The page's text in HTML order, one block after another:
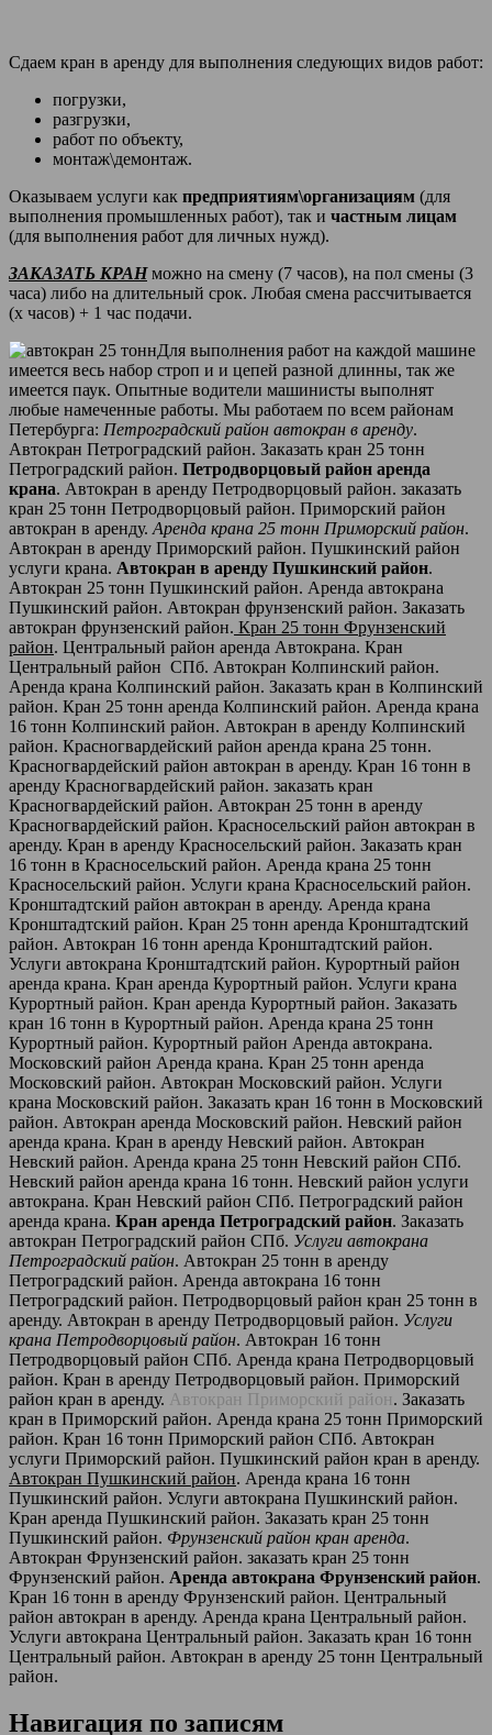
Сдаем кран в аренду для выполнения следующих видов работ:
погрузки,
разгрузки,
работ по объекту,
монтаж\демонтаж.
Оказываем услуги как предприятиям\организациям (для
выполнения промышленных работ), так и частным лицам
(для выполнения работ для личных нужд).
ЗАКАЗАТЬ КРАНможно на смену (7 часов), на пол смены (3
часа) либо на длительный срок. Любая смена рассчитывается
(х часов) + 1 час подачи.
Для выполнения работ на каждой машине
имеется весь набор строп и и цепей разной длинны, так же
имеется паук. Опытные водители машинисты выполнят
любые намеченные работы. Мы работаем по всем районам
Петербурга: Петроградский район автокран в аренду.
Автокран Петроградский район. Заказать кран 25 тонн
Петроградский район. Петродворцовый район аренда
крана. Автокран в аренду Петродворцовый район. заказать
кран 25 тонн Петродворцовый район. Приморский район
автокран в аренду. Аренда крана 25 тонн Приморский район.
Автокран в аренду Приморский район. Пушкинский район
услуги крана. Автокран в аренду Пушкинский район.
Автокран 25 тонн Пушкинский район. Аренда автокрана
Пушкинский район. Автокран фрунзенский район. Заказать
автокран фрунзенский район. Кран 25 тонн Фрунзенский
район. Центральный район аренда Автокрана. Кран
Центральный район СПб. Автокран Колпинский район.
Аренда крана Колпинский район. Заказать кран в Колпинский
район. Кран 25 тонн аренда Колпинский район. Аренда крана
16 тонн Колпинский район. Автокран в аренду Колпинский
район. Красногвардейский район аренда крана 25 тонн.
Красногвардейский район автокран в аренду. Кран 16 тонн в
аренду Красногвардейский район. заказать кран
Красногвардейский район. Автокран 25 тонн в аренду
Красногвардейский район. Красносельский район автокран в
аренду. Кран в аренду Красносельский район. Заказать кран
16 тонн в Красносельский район. Аренда крана 25 тонн
Красносельский район. Услуги крана Красносельский район.
Кронштадтcкий район автокран в аренду. Аренда крана
Кронштадтcкий район. Кран 25 тонн аренда Кронштадтcкий
район. Автокран 16 тонн аренда Кронштадтcкий район.
Услуги автокрана Кронштадтcкий район. Курортный район
аренда крана. Кран аренда Курортный район. Услуги крана
Курортный район. Кран аренда Курортный район. Заказать
кран 16 тонн в Курортный район. Аренда крана 25 тонн
Курортный район. Курортный район Аренда автокрана.
Московский район Аренда крана. Кран 25 тонн аренда
Московский район. Автокран Московский район. Услуги
крана Московский район. Заказать кран 16 тонн в Московский
район. Автокран аренда Московский район. Невский район
аренда крана. Кран в аренду Невский район. Автокран
Невский район. Аренда крана 25 тонн Невский район СПб.
Невский район аренда крана 16 тонн. Невский район услуги
автокрана. Кран Невский район СПб. Петроградский район
аренда крана. Кран аренда Петроградский район. Заказать
автокран Петроградский район СПб. Услуги автокрана
Петроградский район. Автокран 25 тонн в аренду
Петроградский район. Аренда автокрана 16 тонн
Петроградский район. Петродворцовый район кран 25 тонн в
аренду. Автокран в аренду Петродворцовый район. Услуги
крана Петродворцовый район. Автокран 16 тонн
Петродворцовый район СПб. Аренда крана Петродворцовый
район. Кран в аренду Петродворцовый район. Приморский
район кран в аренду. Автокран Приморский район. Заказать
кран в Приморский район. Аренда крана 25 тонн Приморский
район. Кран 16 тонн Приморский район СПб. Автокран
услуги Приморский район. Пушкинский район кран в аренду.
Автокран Пушкинский район. Аренда крана 16 тонн
Пушкинский район. Услуги автокрана Пушкинский район.
Кран аренда Пушкинский район. Заказать кран 25 тонн
Пушкинский район. Фрунзенский район кран аренда.
Автокран Фрунзенский район. заказать кран 25 тонн
Фрунзенский район. Аренда автокрана Фрунзенский район.
Кран 16 тонн в аренду Фрунзенский район. Центральный
район автокран в аренду. Аренда крана Центральный район.
Услуги автокрана Центральный район. Заказать кран 16 тонн
Центральный район. Автокран в аренду 25 тонн Центральный
район.
Навигация по записям